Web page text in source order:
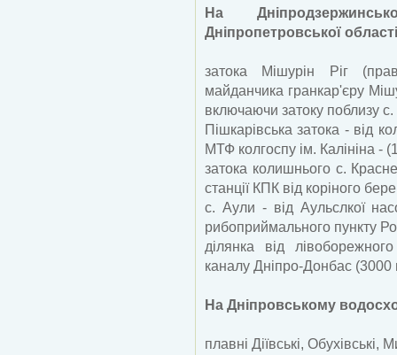
На
Дніпропетровської
затока Мішурін Ріг
майданчика гранкар'єру
включаючи затоку поблизу
Пішкарівська затока - від
МТФ колгоспу ім. Калініна -
затока колишнього с.
станції КПК від коріного
с. Аули - від Аульслкої
рибоприймального пункту
ділянка від
каналу Дніпро-Донбас (3000
На Дніпровському
плавні Діївські, Обухівські,